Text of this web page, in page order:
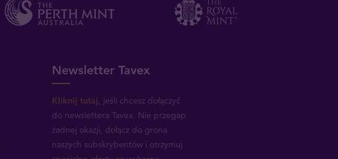
Newsletter Tavex
Kliknij tutaj , jeśli chcesz dołączyć
do newslettera Tavex. Nie przegap
żadnej okazji, dołącz do grona
naszych subskrybentów i otrzymuj